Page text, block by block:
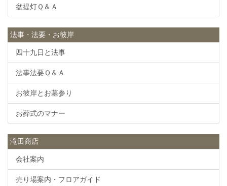
盆提灯Ｑ＆Ａ
法事・法要・お彼岸
四十九日と法事
法事法要Ｑ＆Ａ
お彼岸とお墓参り
お葬式のマナー
滝田商店
会社案内
売り場案内・フロアガイド